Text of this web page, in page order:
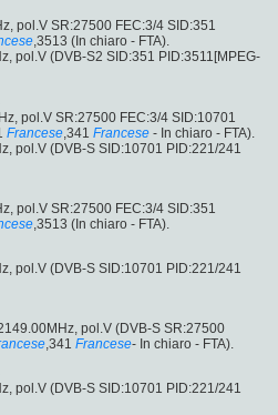
pol.V SR:27500 FEC:3/4 SID:351
,3513 (In chiaro - FTA).
pol.V (DVB-S2 SID:351 PID:3511[MPEG-
pol.V SR:27500 FEC:3/4 SID:10701
Francese ,341 Francese - In chiaro - FTA).
pol.V (DVB-S SID:10701 PID:221/241
pol.V SR:27500 FEC:3/4 SID:351
,3513 (In chiaro - FTA).
pol.V (DVB-S SID:10701 PID:221/241
pol.V (DVB-S SR:27500
,341 Francese- In chiaro - FTA).
pol.V (DVB-S SID:10701 PID:221/241